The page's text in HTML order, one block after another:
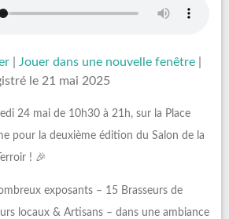
Jouer dans une nouvelle fenêtre
le 21 mai 2025
24 mai de 10h30 à 21h, sur la Place
pour la deuxième édition du Salon de la
! 🎉
exposants – 15 Brasseurs de
locaux & Artisans – dans une ambiance